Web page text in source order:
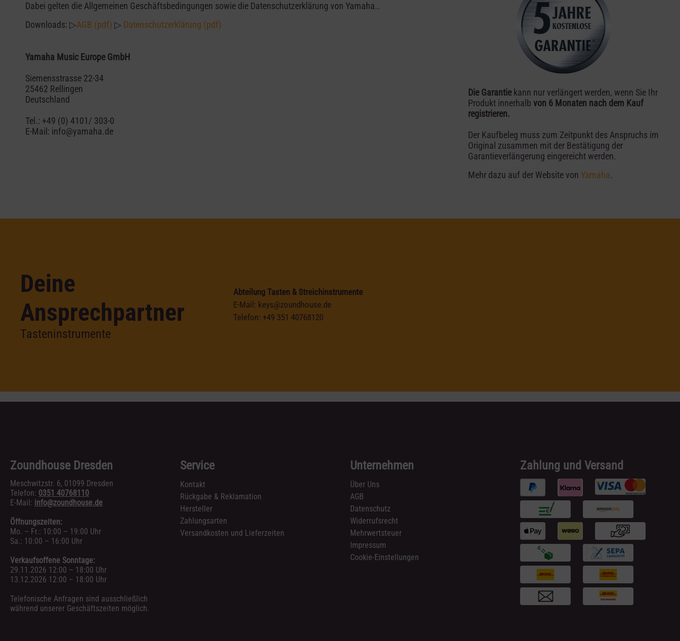
Dabei gelten die Allgemeinen Geschäftsbedingungen sowie die Datenschutzerklärung von Yamaha..
Downloads: ▷AGB (pdf) ▷ Datenschutzerklärung (pdf)
Yamaha Music Europe GmbH
Siemensstrasse 22-34
25462 Rellingen
Deutschland
Tel.: +49 (0) 4101/ 303-0
E-Mail: info@yamaha.de
Die Garantiekann nur verlängert werden, wenn Sie Ihr
Produkt innerhalb von 6 Monaten nach dem Kauf
registrieren.
Der Kaufbeleg muss zum Zeitpunkt des Anspruchs im
Original zusammen mit der Bestätigung der
Garantieverlängerung eingereicht werden.
Mehr dazu auf der Website von Yamaha.
Deine
Ansprechpartner
Tasteninstrumente
Abteilung Tasten & Streichinstrumente
E-Mail: keys@zoundhouse.de
Telefon: +49 351 40768120
Zoundhouse Dresden
Meschwitzstr. 6, 01099 Dresden
Telefon: 0351 40768110
E-Mail: info@zoundhouse.de
Öffnungszeiten:
Mo. – Fr.: 10:00 – 19:00 Uhr
Sa.: 10:00 – 16:00 Uhr
Verkaufsoffene Sonntage:
29.11.2026 12:00 – 18:00 Uhr
13.12.2026 12:00 – 18:00 Uhr
Telefonische Anfragen sind ausschließlich
während unserer Geschäftszeiten möglich.
Service
Kontakt
Rückgabe & Reklamation
Hersteller
Zahlungsarten
Versandkosten und Lieferzeiten
Unternehmen
Über Uns
AGB
Datenschutz
Widerrufsrecht
Mehrwertsteuer
Impressum
Cookie-Einstellungen
Zahlung und Versand